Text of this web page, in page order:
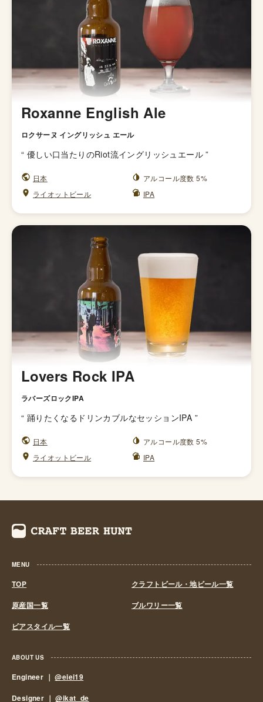
Roxanne English Ale
ロクサーヌ イングリッシュ エール
“ 優しい口当たりのRiot流イングリッシュエール ”
日本
アルコール度数 5%
ライオットビール
IPA
Lovers Rock IPA
ラバーズロックIPA
“ 踊りたくなるドリンカブルなセッションIPA ”
日本
アルコール度数 5%
ライオットビール
IPA
MENU
TOP
クラフトビール・地ビール一覧
原産国一覧
ブルワリー一覧
ビアスタイル一覧
ABOUT US
Engineer ｜@eiei19
Designer ｜@ikat_de